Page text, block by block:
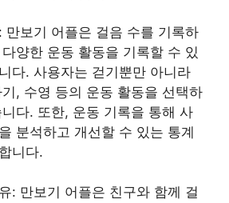
만보기 어플은 걸음 수를 기록하
양한 운동 활동을 기록할 수 있
다. 사용자는 걷기뿐만 아니라
, 수영 등의 운동 활동을 선택하
다. 또한, 운동 기록을 통해 사
분석하고 개선할 수 있는 통계
니다.
: 만보기 어플은 친구와 함께 걸